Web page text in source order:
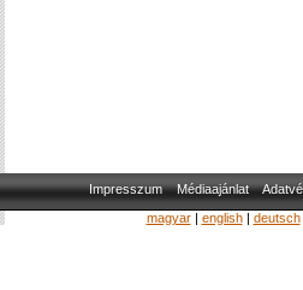
Impresszum Médiaajánlat
magyar| english| deutsch